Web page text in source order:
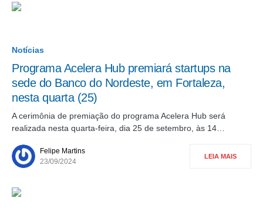
Notícias
Programa Acelera Hub premiará startups na
sede do Banco do Nordeste, em Fortaleza,
nesta quarta (25)
A cerimônia de premiação do programa Acelera Hub será
realizada nesta quarta-feira, dia 25 de setembro, às 14…
Felipe Martins
23/09/2024
LEIA MAIS